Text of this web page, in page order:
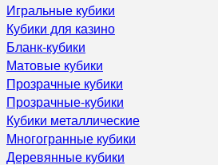
Игральные кубики
Кубики для казино
Бланк-кубики
Матовые кубики
Прозрачные кубики
Прозрачные-кубики
Кубики металлические
Многогранные кубики
Деревянные кубики